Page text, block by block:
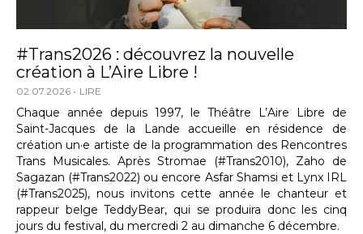
#Trans2026 : découvrez la nouvelle
création à L’Aire Libre !
02.07.2026 LIRE
Chaque année depuis 1997, le Théâtre L’Aire Libre de
Saint-Jacques de la Lande accueille en résidence de
création un·e artiste de la programmation des Rencontres
Trans Musicales. Après Stromae (#Trans2010), Zaho de
Sagazan (#Trans2022) ou encore Asfar Shamsi et Lynx IRL
(#Trans2025), nous invitons cette année le chanteur et
rappeur belge TeddyBear, qui se produira donc les cinq
jours du festival, du mercredi 2 au dimanche 6 décembre.